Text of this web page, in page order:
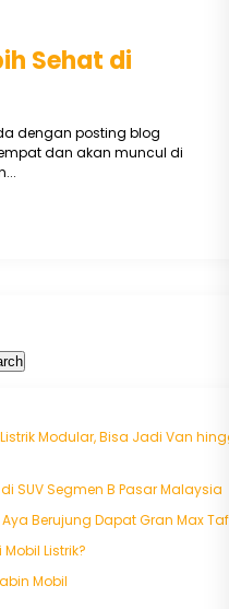
Sehat di
dengan posting blog
dan akan muncul di
Modular, Bisa Jadi Van
SUV Segmen B Pasar Malaysia
Berujung Dapat Gran Max
Listrik?
Mobil